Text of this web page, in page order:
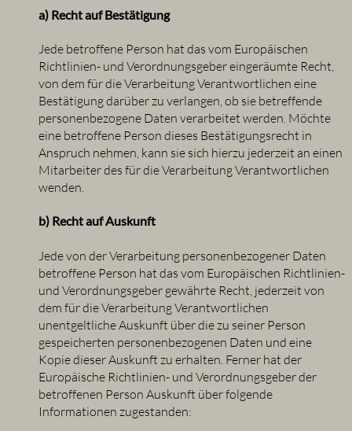
a) Recht auf Bestätigung
Jede betroffene Person hat das vom Europäischen
Richtlinien- und Verordnungsgeber eingeräumte Recht,
von dem für die Verarbeitung Verantwortlichen eine
Bestätigung darüber zu verlangen, ob sie betreffende
personenbezogene Daten verarbeitet werden. Möchte
eine betroffene Person dieses Bestätigungsrecht in
Anspruch nehmen, kann sie sich hierzu jederzeit an einen
Mitarbeiter des für die Verarbeitung Verantwortlichen
wenden.
b) Recht auf Auskunft
Jede von der Verarbeitung personenbezogener Daten
betroffene Person hat das vom Europäischen Richtlinien-
und Verordnungsgeber gewährte Recht, jederzeit von
dem für die Verarbeitung Verantwortlichen
unentgeltliche Auskunft über die zu seiner Person
gespeicherten personenbezogenen Daten und eine
Kopie dieser Auskunft zu erhalten. Ferner hat der
Europäische Richtlinien- und Verordnungsgeber der
betroffenen Person Auskunft über folgende
Informationen zugestanden: